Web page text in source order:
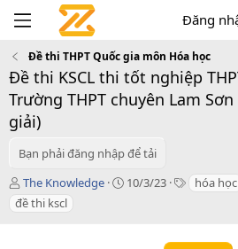
Đăng
Đề thi THPT Quốc gia môn Hóa học
Đề thi KSCL thi tốt nghiệp
Trường THPT chuyên Lam
giải)
Bạn phải đăng nhập để tải
T
á
c
The Knowledge
C10/3/23
T hóa học
đề thi kscl